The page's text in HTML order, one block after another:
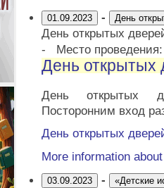
01.09.2023 - День
День открытых
-
Место
День открытых
День открытых
Посторонним вход
День открытых
More information
03.09.2023 - «Детские